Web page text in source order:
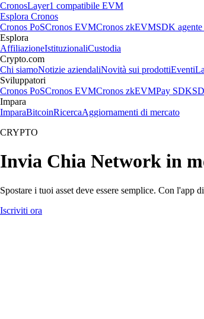
CronosLayer1 compatibile EVM
Esplora Cronos
Cronos PoSCronos EVMCronos zkEVMSDK
Esplora
AffiliazioneIstituzionaliCustodia
Crypto.com
Chi siamoNotizie aziendaliNovità sui prodottiEventi
Sviluppatori
Cronos PoSCronos EVMCronos zkEVMPay SDK
Impara
ImparaBitcoinRicercaAggiornamenti di mercato
CRYPTO
Invia Chia Network in
Spostare i tuoi asset deve essere semplice. Con
Iscriviti ora